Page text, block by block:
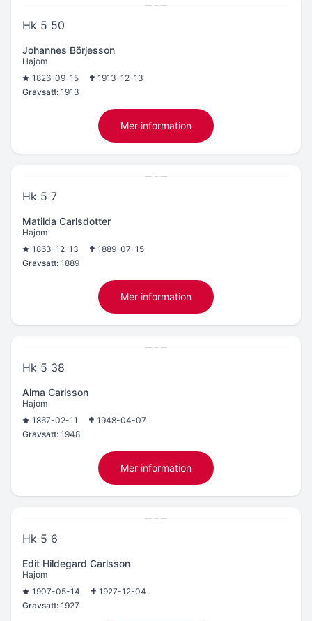
Hk 5 50
Johannes Börjesson
Hajom
1826-09-15
1913-12-13
Gravsatt: 1913
Mer information
Hk 5 7
Matilda Carlsdotter
Hajom
1863-12-13
1889-07-15
Gravsatt: 1889
Mer information
Hk 5 38
Alma Carlsson
Hajom
1867-02-11
1948-04-07
Gravsatt: 1948
Mer information
Hk 5 6
Edit Hildegard Carlsson
Hajom
1907-05-14
1927-12-04
Gravsatt: 1927